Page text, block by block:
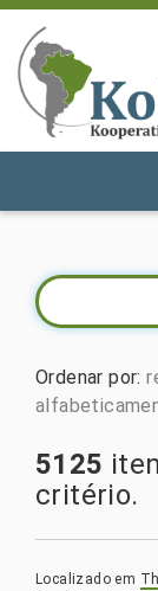
Ordenar por:
5125
critério.
Localizado em